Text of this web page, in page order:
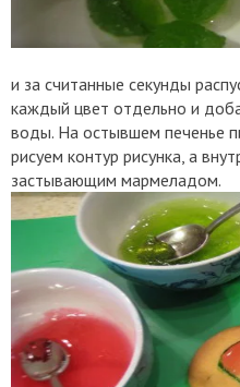
и за считанные секунды
каждый цвет отдельно и
воды. На остывшем печенье
рисуем контур рисунка, а
застывающим мармеладом.